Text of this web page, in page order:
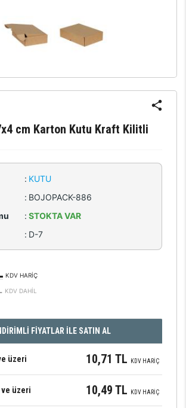
cm Karton Kutu Kraft Kilitli
: KUTU
: BOJOPACK-886
: STOKTA VAR
: D-7
KDV HARİÇ
KDV DAHİL
FİYATLAR İLE SATIN AL
üzeri 10,71 TL KDV HARİÇ
ve üzeri 10,49 TL KDV HARİÇ